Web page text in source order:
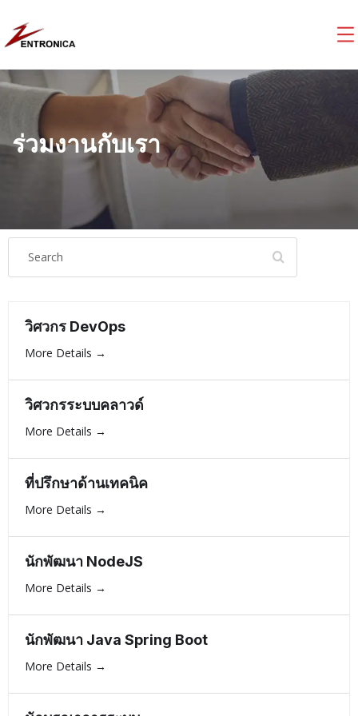
ร่วมงานกับเรา
e
วิศวกร DevOps
More Details
วิศวกรระบบคลาวด์
More Details
ที่ปรึกษาด้านเทคนิค
More Details
นักพัฒนา NodeJS
More Details
นักพัฒนา Java Spring Boot
More Details